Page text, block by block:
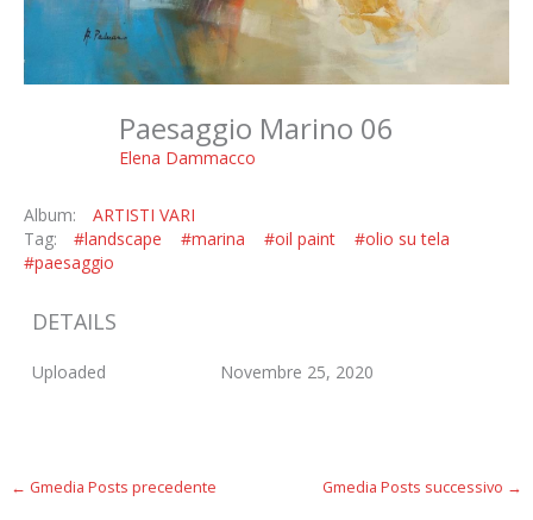
Paesaggio Marino 06
Elena Dammacco
Album:
ARTISTI VARI
Tag:
#landscape #marina #oil paint
#olio su tela
#paesaggio
DETAILS
Uploaded Novembre 25, 2020
← Gmedia Posts precedente Gmedia Posts successivo →